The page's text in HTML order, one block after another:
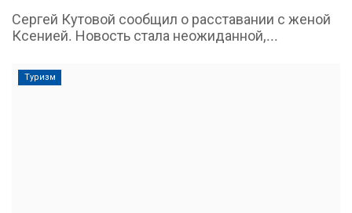
Сергей Кутовой сообщил о расставании с женой
Ксенией. Новость стала неожиданной,...
Туризм